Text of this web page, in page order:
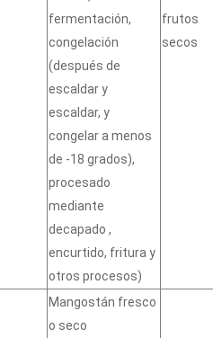
fermentación,
congelación
(después de
escaldar y
escaldar, y
congelar a menos
de -18 grados),
procesado
mediante
decapado ,
encurtido, fritura y
otros procesos)
frutos
secos
Mangostán fresco
o seco